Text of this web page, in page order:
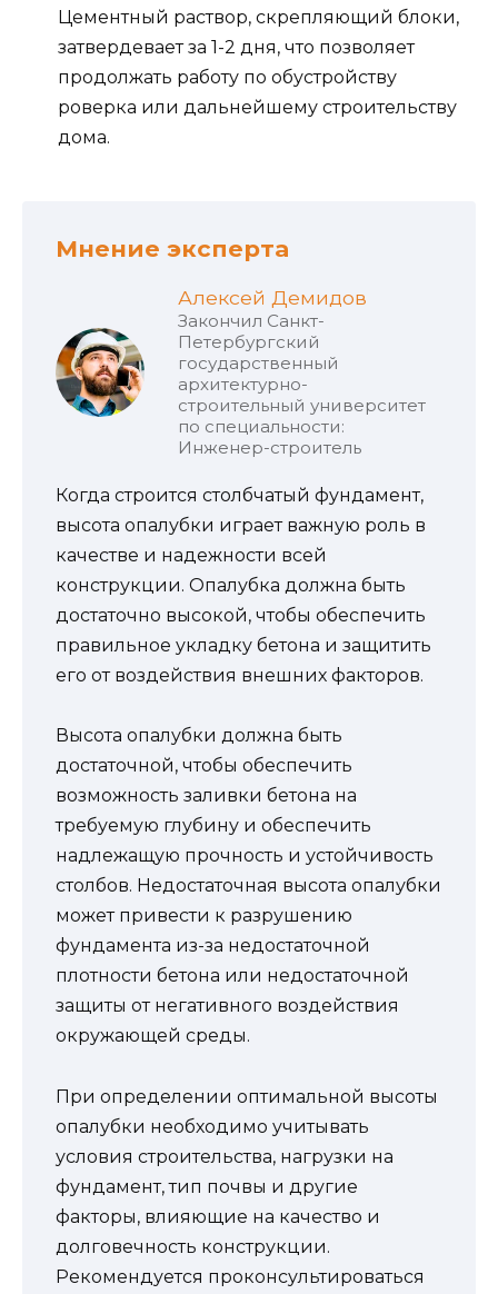
Цементный раствор, скрепляющий блоки,
затвердевает за 1-2 дня, что позволяет
продолжать работу по обустройству
роверка или дальнейшему строительству
дома.
Мнение эксперта
Алексей Демидов
Закончил Санкт-
Петербургский
государственный
архитектурно-
строительный университет
по специальности:
Инженер-строитель
Когда строится столбчатый фундамент,
высота опалубки играет важную роль в
качестве и надежности всей
конструкции. Опалубка должна быть
достаточно высокой, чтобы обеспечить
правильное укладку бетона и защитить
его от воздействия внешних факторов.
Высота опалубки должна быть
достаточной, чтобы обеспечить
возможность заливки бетона на
требуемую глубину и обеспечить
надлежащую прочность и устойчивость
столбов. Недостаточная высота опалубки
может привести к разрушению
фундамента из-за недостаточной
плотности бетона или недостаточной
защиты от негативного воздействия
окружающей среды.
При определении оптимальной высоты
опалубки необходимо учитывать
условия строительства, нагрузки на
фундамент, тип почвы и другие
факторы, влияющие на качество и
долговечность конструкции.
Рекомендуется проконсультироваться